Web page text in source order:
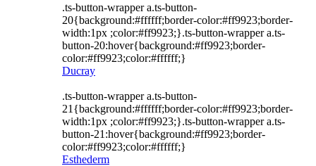
.ts-button-wrapper a.ts-button-
20{background:#ffffff;border-color:#ff9923;border-
width:1px ;color:#ff9923;}.ts-button-wrapper a.ts-
button-20:hover{background:#ff9923;border-
color:#ff9923;color:#ffffff;}
Ducray
.ts-button-wrapper a.ts-button-
21{background:#ffffff;border-color:#ff9923;border-
width:1px ;color:#ff9923;}.ts-button-wrapper a.ts-
button-21:hover{background:#ff9923;border-
color:#ff9923;color:#ffffff;}
Esthederm